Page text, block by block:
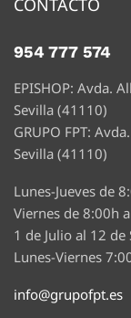
CONTACTO
954 777 574
EPISHOP: Avda.
Sevilla (41110)
GRUPO FPT:
Sevilla (41110)
Lunes-Jueves de
Viernes de 8:00h
1 de Julio al 12
Lunes-Viernes
info@grupofpt.es